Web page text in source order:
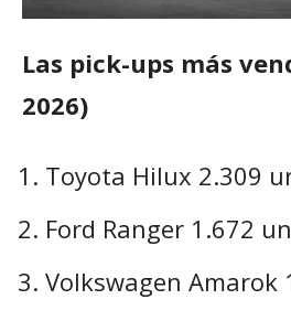
Las pick-ups más
2026)
Toyota Hilux 2.309
Ford Ranger 1.672
Volkswagen Amarok